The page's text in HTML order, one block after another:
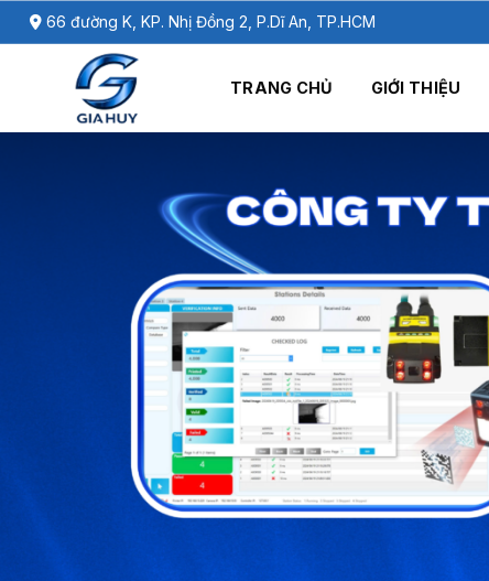
Chuyển
đến
66 đường K, KP. Nhị Đồng 2, P.Dĩ An, TP.HCM
TRANG CHỦ GIỚI THIỆU